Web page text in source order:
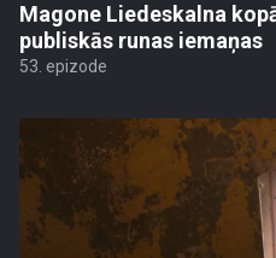
Magone Liedeskalna
publiskās runas iemaņas
53. epizode